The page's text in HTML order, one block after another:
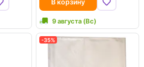
В корзину
9 августа (Вс)
-35%